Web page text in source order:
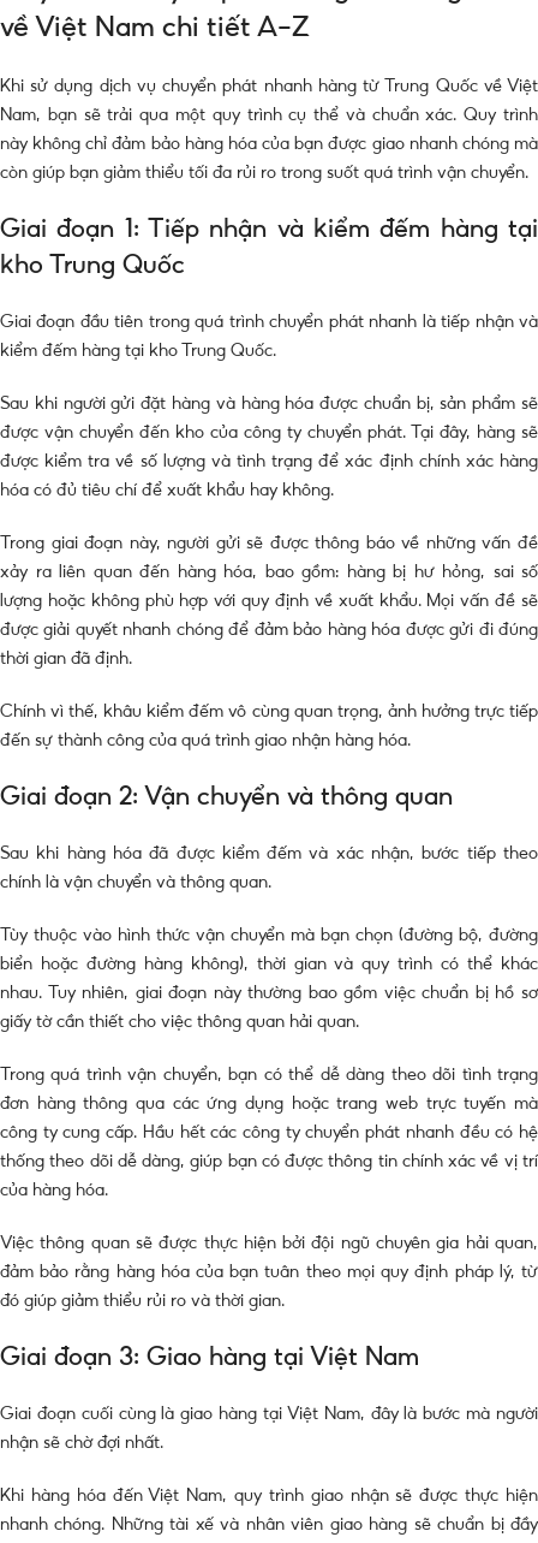
về Việt Nam chi tiết A-Z
Khi sử dụng dịch vụ chuyển phát nhanh hàng từ Trung Quốc về Việt
Nam, bạn sẽ trải qua một quy trình cụ thể và chuẩn xác. Quy trình
này không chỉ đảm bảo hàng hóa của bạn được giao nhanh chóng mà
còn giúp bạn giảm thiểu tối đa rủi ro trong suốt quá trình vận chuyển.
Giai đoạn 1: Tiếp nhận và kiểm đếm hàng tại
kho Trung Quốc
Giai đoạn đầu tiên trong quá trình chuyển phát nhanh là tiếp nhận và
kiểm đếm hàng tại kho Trung Quốc.
Sau khi người gửi đặt hàng và hàng hóa được chuẩn bị, sản phẩm sẽ
được vận chuyển đến kho của công ty chuyển phát. Tại đây, hàng sẽ
được kiểm tra về số lượng và tình trạng để xác định chính xác hàng
hóa có đủ tiêu chí để xuất khẩu hay không.
Trong giai đoạn này, người gửi sẽ được thông báo về những vấn đề
xảy ra liên quan đến hàng hóa, bao gồm: hàng bị hư hỏng, sai số
lượng hoặc không phù hợp với quy định về xuất khẩu. Mọi vấn đề sẽ
được giải quyết nhanh chóng để đảm bảo hàng hóa được gửi đi đúng
thời gian đã định.
Chính vì thế, khâu kiểm đếm vô cùng quan trọng, ảnh hưởng trực tiếp
đến sự thành công của quá trình giao nhận hàng hóa.
Giai đoạn 2: Vận chuyển và thông quan
Sau khi hàng hóa đã được kiểm đếm và xác nhận, bước tiếp theo
chính là vận chuyển và thông quan.
Tùy thuộc vào hình thức vận chuyển mà bạn chọn (đường bộ, đường
biển hoặc đường hàng không), thời gian và quy trình có thể khác
nhau. Tuy nhiên, giai đoạn này thường bao gồm việc chuẩn bị hồ sơ
giấy tờ cần thiết cho việc thông quan hải quan.
Trong quá trình vận chuyển, bạn có thể dễ dàng theo dõi tình trạng
đơn hàng thông qua các ứng dụng hoặc trang web trực tuyến mà
công ty cung cấp. Hầu hết các công ty chuyển phát nhanh đều có hệ
thống theo dõi dễ dàng, giúp bạn có được thông tin chính xác về vị trí
của hàng hóa.
Việc thông quan sẽ được thực hiện bởi đội ngũ chuyên gia hải quan,
đảm bảo rằng hàng hóa của bạn tuân theo mọi quy định pháp lý, từ
đó giúp giảm thiểu rủi ro và thời gian.
Giai đoạn 3: Giao hàng tại Việt Nam
Giai đoạn cuối cùng là giao hàng tại Việt Nam, đây là bước mà người
nhận sẽ chờ đợi nhất.
Khi hàng hóa đến Việt Nam, quy trình giao nhận sẽ được thực hiện
nhanh chóng. Những tài xế và nhân viên giao hàng sẽ chuẩn bị đầy